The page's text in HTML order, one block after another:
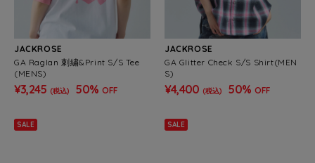
JACKROSE
GA Raglan 刺繍&Print S/S Tee
(MENS)
¥3,245 (税込) 50% OFF
JACKROSE
GA Glitter Check S/S Shirt(MEN
S)
¥4,400 (税込) 50% OFF
SALE SALE